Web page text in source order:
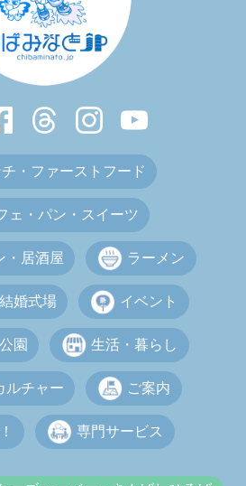
・ファーストフード
ェ・パン・スイーツ
・居酒屋 ラーメン
婚式場 イベント
園 生活・暮らし
ルチャー ご案内
専門サービス